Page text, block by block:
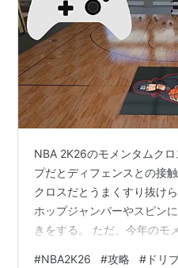
NBA 2K26のモメンタムク
プだとディフェンスとの接
クロスだとうまくすり抜け
ホップジャンパーやスピン
きをする。 ただ、今年のモ
#NBA2K26 #攻略 # ドリ